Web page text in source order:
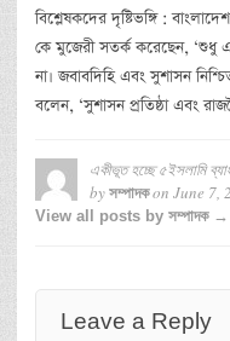
বিশ্লেষকদের দৃষ্টিভঙ্গি :
কে মুজেরী সতর্ক করেছেন, ‘শুধু
না। জবাবদিহি এবং সুশাসন
বলেন, ‘সুশাসন প্রতিষ্ঠা এবং
একীভূত হচ্ছে ৫ইসলামি
by সম্পাদকon June 7,
View all posts by সম্পাদক →
Leave a Reply